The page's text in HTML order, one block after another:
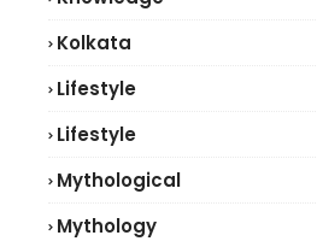
Kolkata
Lifestyle
Lifestyle
Mythological
Mythology